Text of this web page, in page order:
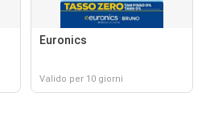
Euronics
Valido per 10 giorni